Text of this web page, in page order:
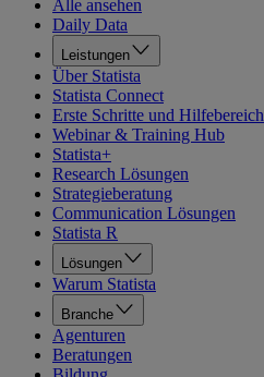
Alle ansehen
Daily Data
Leistungen
Über Statista
Statista Connect
Erste Schritte und Hilfebereich
Webinar & Training Hub
Statista+
Research Lösungen
Strategieberatung
Communication Lösungen
Statista R
Lösungen
Warum Statista
Branche
Agenturen
Beratungen